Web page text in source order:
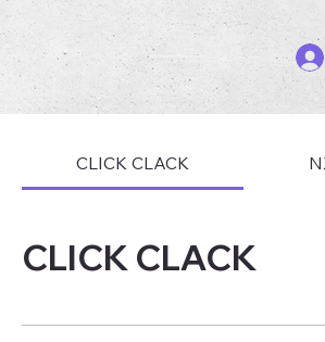
CLICK CLACK
CLICK CLACK